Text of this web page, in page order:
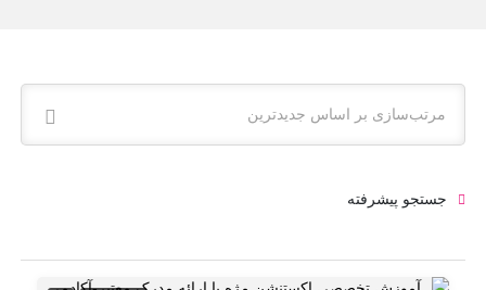
مرتب‌سازی بر اساس جدیدترین
جستجو پیشرفته